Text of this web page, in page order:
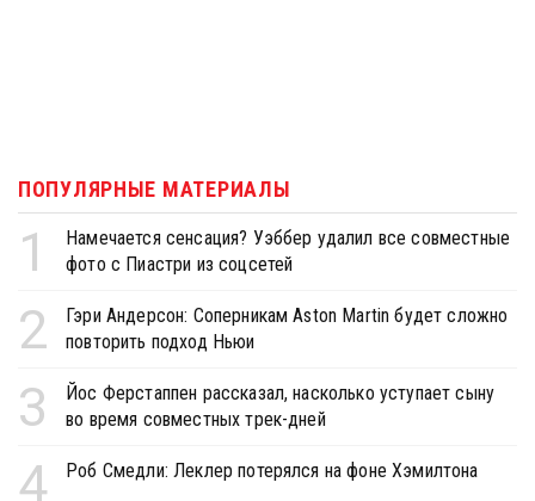
ПОПУЛЯРНЫЕ МАТЕРИАЛЫ
1
Намечается сенсация? Уэббер удалил все совместные
фото с Пиастри из соцсетей
2
Гэри Андерсон: Соперникам Aston Martin будет сложно
повторить подход Ньюи
3
Йос Ферстаппен рассказал, насколько уступает сыну
во время совместных трек-дней
4 Роб Смедли: Леклер потерялся на фоне Хэмилтона